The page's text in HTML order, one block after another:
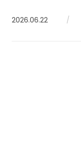
2026.06.22